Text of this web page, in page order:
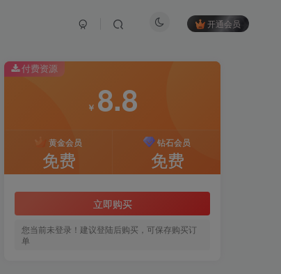
开通会员
付费资源
￥ 8.8
黄金会员
免费
钻石会员
免费
立即购买
您当前未登录！建议登陆后购买，可保存购买订
单